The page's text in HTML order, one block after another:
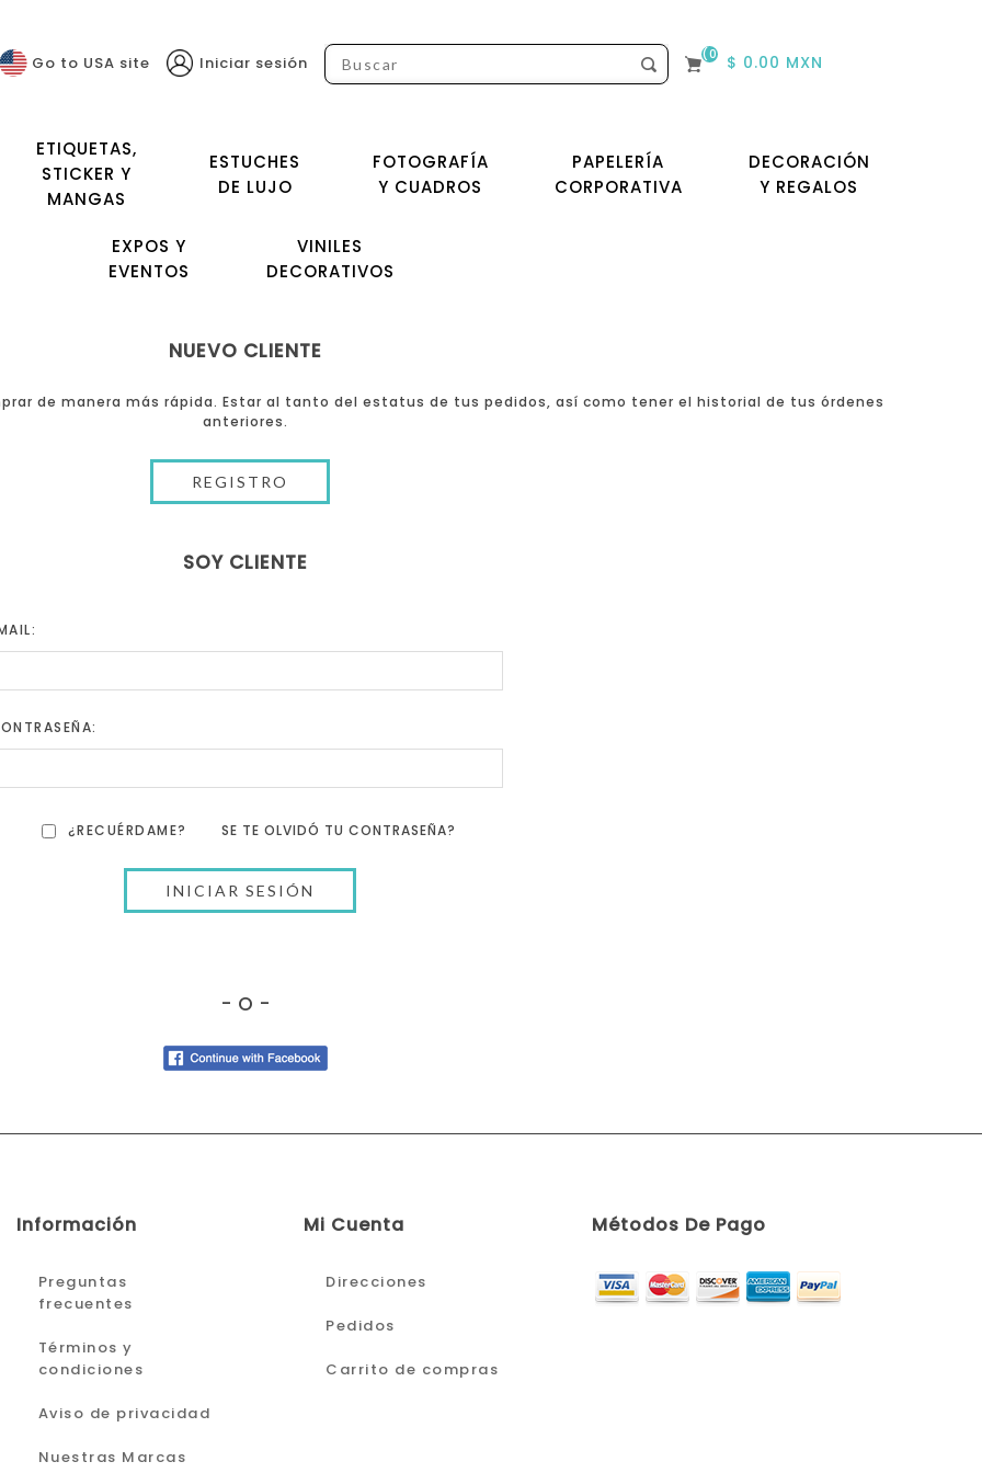
(0) $ 0.00 MXN
Go to USA site Iniciar sesión
ETIQUETAS,
STICKER Y
MANGAS
ESTUCHES
DE LUJO
FOTOGRAFÍA
Y CUADROS
PAPELERÍA
CORPORATIVA
DECORACIÓN
Y REGALOS
EXPOS Y
EVENTOS
VINILES
DECORATIVOS
NUEVO CLIENTE
de manera más rápida. Estar al tanto del estatus de tus pedidos, así como tener el historial de tus órdenes
anteriores.
SOY CLIENTE
¿RECUÉRDAME? SE TE OLVIDÓ TU CONTRASEÑA?
- O -
Información
Preguntas
frecuentes
Términos y
condiciones
Aviso de privacidad
Nuestras Marcas
Mi Cuenta
Direcciones
Pedidos
Carrito de compras
Métodos De Pago